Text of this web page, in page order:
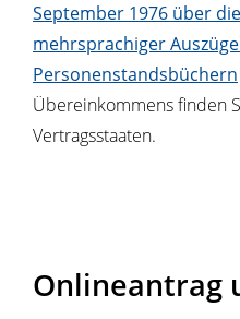
September 1976 über
mehrsprachiger
Personenstandsbüchern
Übereinkommens finden
Vertragsstaaten.
Onlineantrag